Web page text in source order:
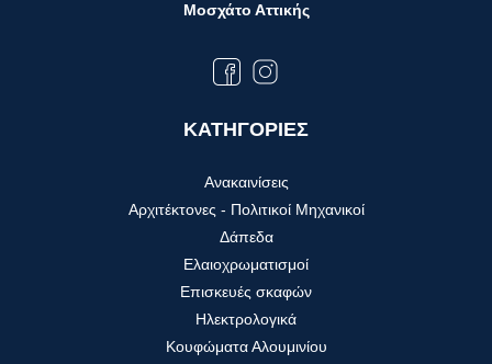
Μοσχάτο Αττικής
ΚΑΤΗΓΟΡΙΕΣ
Ανακαινίσεις
Αρχιτέκτονες - Πολιτικοί Μηχανικοί
Δάπεδα
Ελαιοχρωματισμοί
Επισκευές σκαφών
Ηλεκτρολογικά
Κουφώματα Αλουμινίου